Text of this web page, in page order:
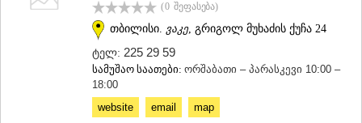
(0 შეფასება)
თბილისი. ვაკე , გრიგოლ მუხაძის ქუჩა 24
ტელ: 225 29 59
სამუშაო საათები: ორშაბათი – პარასკევი 10:00 –
18:00
website
email map